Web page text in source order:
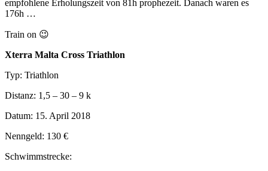
empfohlene Erholungszeit von 81h prophezeit. Danach waren es
176h …
Train on 😉
Xterra Malta Cross Triathlon
Typ: Triathlon
Distanz: 1,5 – 30 – 9 k
Datum: 15. April 2018
Nenngeld: 130 €
Schwimmstrecke: